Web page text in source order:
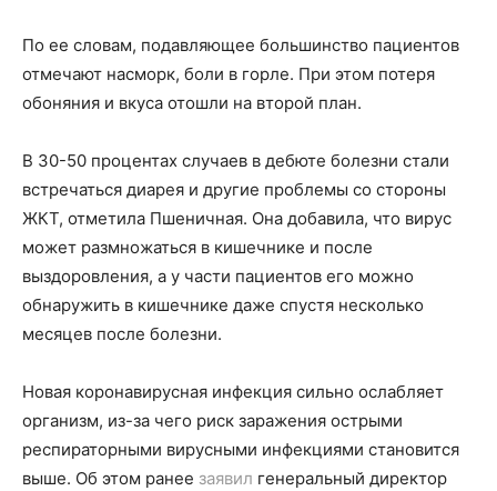
По ее словам, подавляющее большинство пациентов
отмечают насморк, боли в горле. При этом потеря
обоняния и вкуса отошли на второй план.
В 30-50 процентах случаев в дебюте болезни стали
встречаться диарея и другие проблемы со стороны
ЖКТ, отметила Пшеничная. Она добавила, что вирус
может размножаться в кишечнике и после
выздоровления, а у части пациентов его можно
обнаружить в кишечнике даже спустя несколько
месяцев после болезни.
Новая коронавирусная инфекция сильно ослабляет
организм, из-за чего риск заражения острыми
респираторными вирусными инфекциями становится
выше. Об этом ранее заявил генеральный директор